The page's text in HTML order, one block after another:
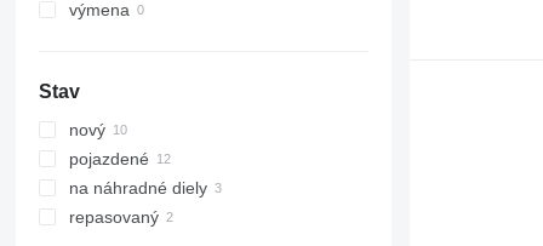
6115
6135
6140
6145
6155
výmena
Stav
nový
pojazdené
na náhradné diely
repasovaný